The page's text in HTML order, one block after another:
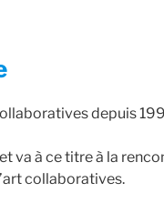
depuis
va à ce titre à la
collaboratives.